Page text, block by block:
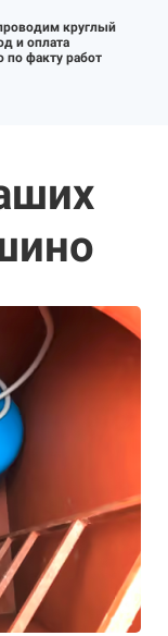
круглый
и оплата
по факту работ